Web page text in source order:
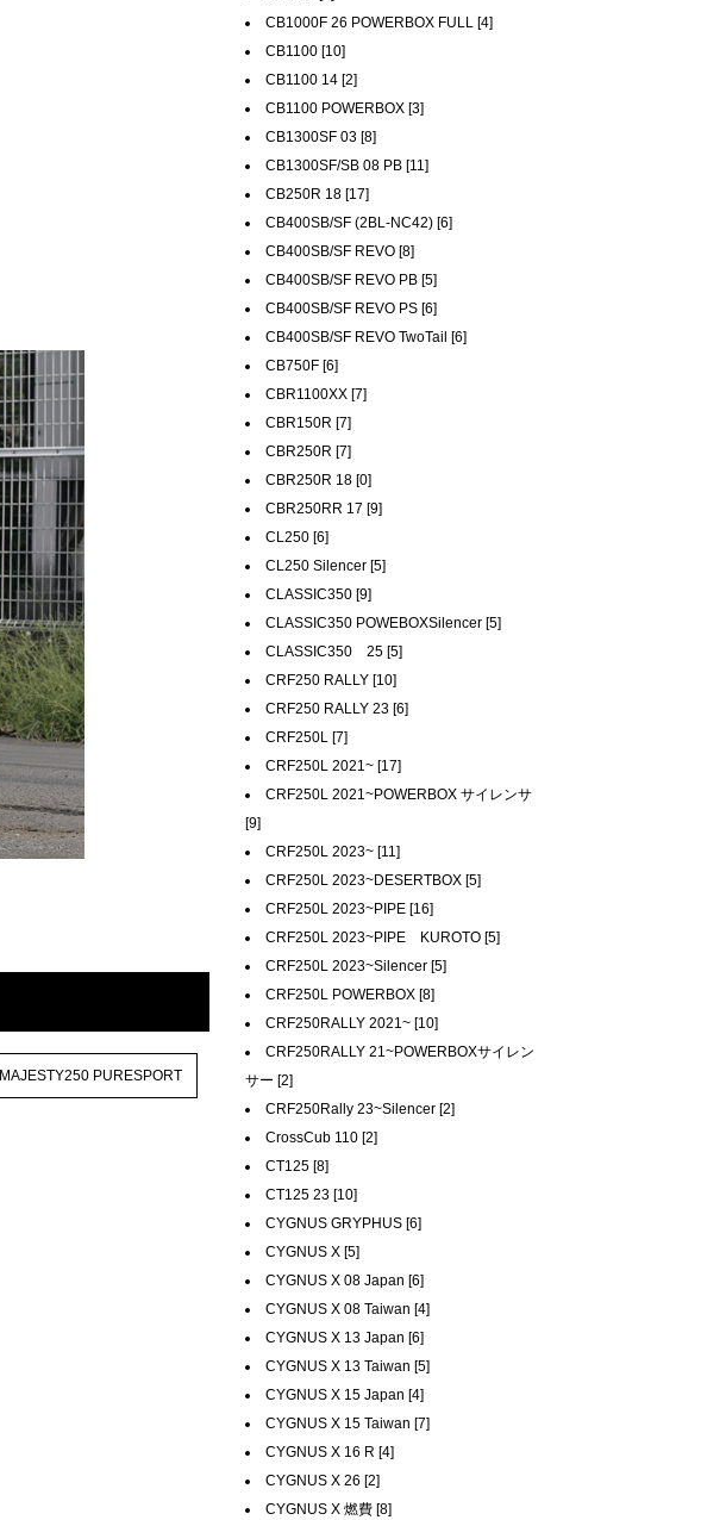
MAJESTY250 PURESPORT
CB1000F 26 POWERBOX FULL [4]
CB1100 [10]
CB1100 14 [2]
CB1100 POWERBOX [3]
CB1300SF 03 [8]
CB1300SF/SB 08 PB [11]
CB250R 18 [17]
CB400SB/SF (2BL-NC42) [6]
CB400SB/SF REVO [8]
CB400SB/SF REVO PB [5]
CB400SB/SF REVO PS [6]
CB400SB/SF REVO TwoTail [6]
CB750F [6]
CBR1100XX [7]
CBR150R [7]
CBR250R [7]
CBR250R 18 [0]
CBR250RR 17 [9]
CL250 [6]
CL250 Silencer [5]
CLASSIC350 [9]
CLASSIC350 POWEBOXSilencer [5]
CLASSIC350 25 [5]
CRF250 RALLY [10]
CRF250 RALLY 23 [6]
CRF250L [7]
CRF250L 2021~ [17]
CRF250L 2021~POWERBOX サイレンサ
[9]
CRF250L 2023~ [11]
CRF250L 2023~DESERTBOX [5]
CRF250L 2023~PIPE [16]
CRF250L 2023~PIPE KUROTO [5]
CRF250L 2023~Silencer [5]
CRF250L POWERBOX [8]
CRF250RALLY 2021~ [10]
CRF250RALLY 21~POWERBOXサイレン
サー [2]
CRF250Rally 23~Silencer [2]
CrossCub 110 [2]
CT125 [8]
CT125 23 [10]
CYGNUS GRYPHUS [6]
CYGNUS X [5]
CYGNUS X 08 Japan [6]
CYGNUS X 08 Taiwan [4]
CYGNUS X 13 Japan [6]
CYGNUS X 13 Taiwan [5]
CYGNUS X 15 Japan [4]
CYGNUS X 15 Taiwan [7]
CYGNUS X 16 R [4]
CYGNUS X 26 [2]
CYGNUS X 燃費 [8]